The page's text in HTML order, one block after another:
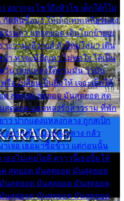
ว อยากจะโชว์ถึงหิวโซ เด็กใต้ก็ไม่
ดฟันซื้อมา ให้เด็กเทพเหลียวมอง
รรมดา แต่สุดยอด เดินโยกย้ายเย
าะว่านุ่งลีวายส์ ตัวใหม่ใส่มา เดิน
า ท่าจะมีปัญหา ไม่พอใจ ได้เป็น
วั่น เลยแหลงใต้ถามมัน ว่ามัน
อ เปลี่ยนเป็นยิ้มให้ เจอะเด็กใต้
ด สุดยอด สุดยอด มันสุดยอด สุด
สุดยอด แอบหลงรักสาวราม ที่พัก
าว ปากแดงแหลงกลาง ถูกสเป็ก
อยากเข้าไปแหลงกลาง กลัว
เจอ เธอมาซื้อข้าว แต่ก่อนนั้น
เธอไม่เคยไยดี คราวนี้เธอยิ้มให้
ด สุดยอด มันสุดยอด มันสุดยอด
นสุดยอด มันสุดยอด มันสุดยอด
นสุดยอด มันสุดยอด มันสุดยอด